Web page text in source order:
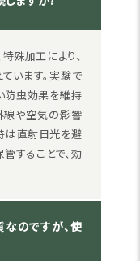
殊加工により、
います。実験で
防虫効果を維持
線や空気の影響
は直射日光を避
することで、効
なのですが、使